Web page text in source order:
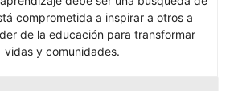
comprometida a inspirar a otros a
de la educación para transformar
vidas y comunidades.